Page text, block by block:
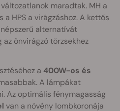
maradtak. MH a
HPS a virágzáshoz. A kettős
alternatívát
az önvirágzó törzsekhez
a 400W-os és
A lámpákat
Az optimális fénymagasság
van a növény lombkoronája